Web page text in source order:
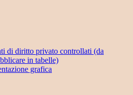
di diritto privato controllati (da
in tabelle)
grafica